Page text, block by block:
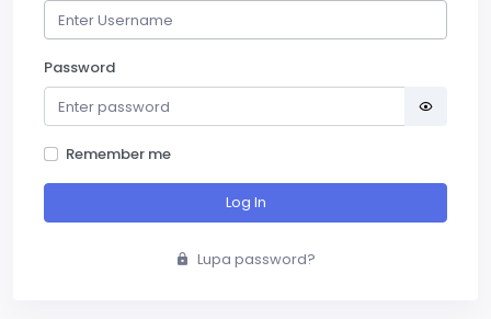
Password
Remember me
Log In
Lupa password?